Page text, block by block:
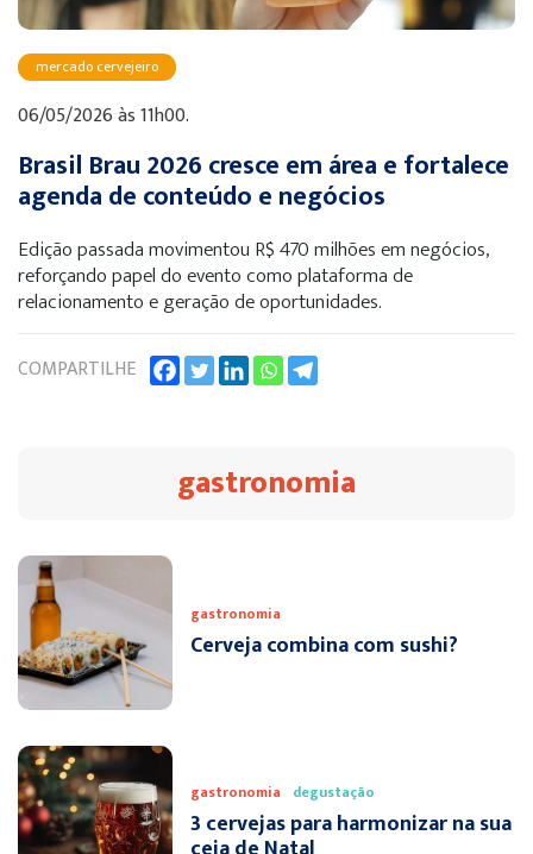
mercado cervejeiro
06/05/2026 às 11h00.
Brasil Brau 2026 cresce em área e fortalece
agenda de conteúdo e negócios
Edição passada movimentou R$ 470 milhões em negócios,
reforçando papel do evento como plataforma de
relacionamento e geração de oportunidades.
COMPARTILHE
gastronomia
gastronomia
Cerveja combina com sushi?
gastronomia degustação
3 cervejas para harmonizar na sua